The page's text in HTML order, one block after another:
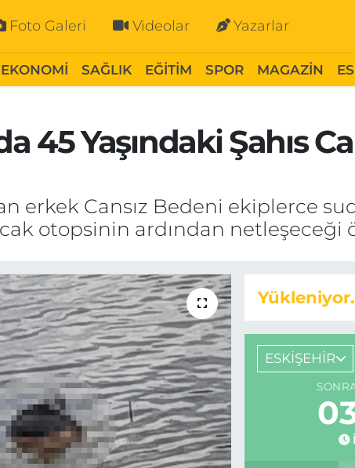
Foto Galeri Videolar Yazarlar
EKONOMİ SAĞLIK EĞİTİM SPOR MAGAZİN
45 Yaşındaki Şahıs
erkek Cansız Bedeni ekiplerce
otopsinin ardından netleşeceği
ESKİŞEHİR